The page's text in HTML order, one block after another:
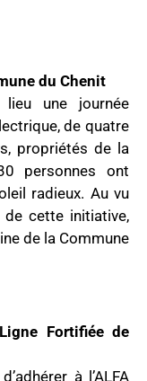
du Chenit
une journée
de quatre
propriétés de la
personnes ont
radieux. Au vu
cette initiative,
de la Commune
Fortifiée de
à l’ALFA